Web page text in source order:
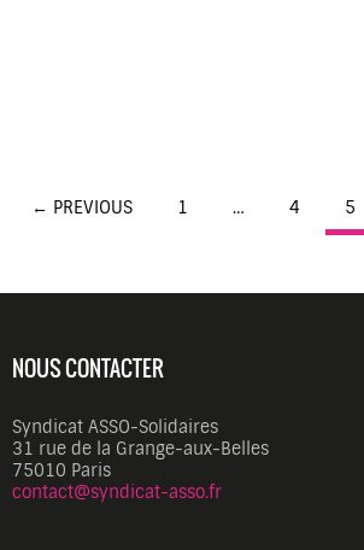
Posts
← PREVIOUS 1 … 4 5
NOUS CONTACTER
Syndicat ASSO-Solidaires
31 rue de la Grange-aux-Belles
75010 Paris
contact@syndicat-asso.fr